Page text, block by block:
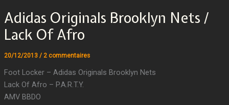
Adidas Originals Brooklyn Nets /
Lack Of Afro
20/12/2013 / 2 commentaires
Foot Locker – Adidas Originals Brooklyn Nets
Lack Of Afro – P.A.R.T.Y.
AMV BBDO